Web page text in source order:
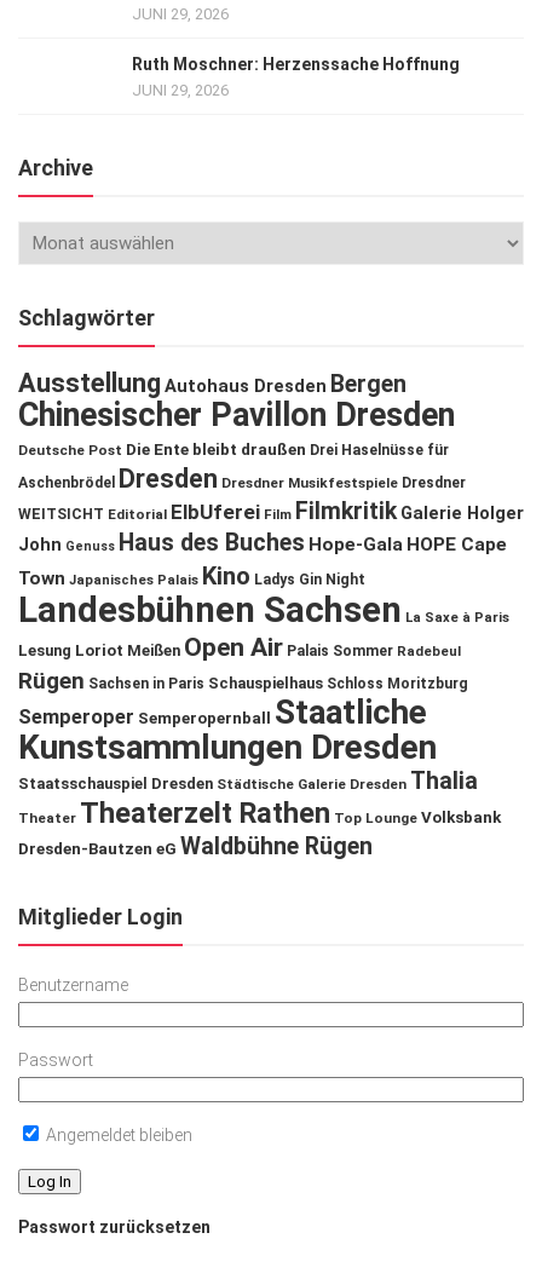
JUNI 29, 2026
Ruth Moschner: Herzenssache Hoffnung
JUNI 29, 2026
Archive
Schlagwörter
Ausstellung Autohaus Dresden Bergen
Chinesischer Pavillon Dresden
Deutsche Post Die Ente bleibt draußen Drei Haselnüsse für
Aschenbrödel
Dresden Dresdner Musikfestspiele Dresdner
WEITSICHT Editorial ElbUferei Film Filmkritik Galerie Holger
John Genuss Haus des Buches Hope-Gala HOPE Cape
Town Japanisches Palais Kino Ladys Gin Night
Landesbühnen Sachsen La Saxe à Paris
Lesung Loriot Meißen Open Air Palais Sommer Radebeul
Rügen Sachsen in Paris Schauspielhaus Schloss Moritzburg
Semperoper Semperopernball
Staatliche
Kunstsammlungen Dresden
Staatsschauspiel Dresden Städtische Galerie Dresden Thalia
Theater Theaterzelt Rathen Top Lounge Volksbank
Dresden-Bautzen eG Waldbühne Rügen
Mitglieder Login
Benutzername
Passwort
Angemeldet bleiben
Passwort zurücksetzen